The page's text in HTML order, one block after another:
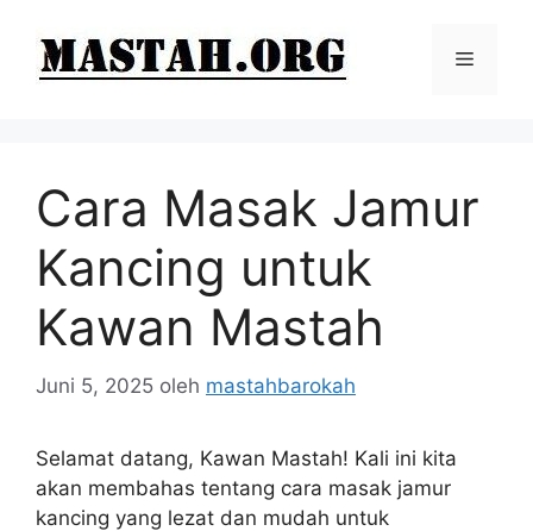
Menu
Cara Masak Jamur
Kancing untuk
Kawan Mastah
Juni 5, 2025 oleh mastahbarokah
Selamat datang, Kawan Mastah! Kali ini kita
akan membahas tentang cara masak jamur
kancing yang lezat dan mudah untuk